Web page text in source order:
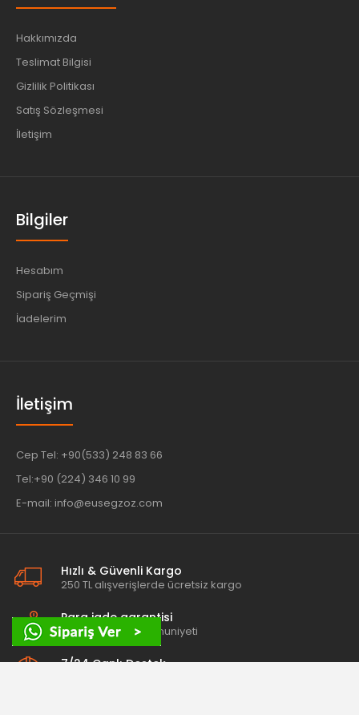
Hakkımızda
Teslimat Bilgisi
Gizlilik Politikası
Satış Sözleşmesi
İletişim
Bilgiler
Hesabım
Sipariş Geçmişi
İadelerim
İletişim
Cep Tel: +90(533) 248 83 66
Tel:+90 (224) 346 10 99
E-mail: info@eusegzoz.com
Hızlı & Güvenli Kargo
250 TL alışverişlerde ücretsiz kargo
Para iade garantisi
100% müşteri memnuniyeti
7/24 Canlı Destek